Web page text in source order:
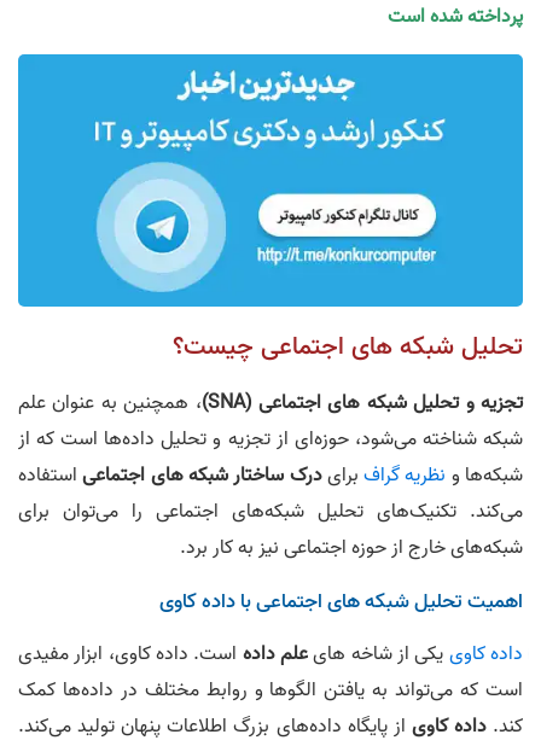
پرداخته شده است
تحلیل شبکه‌ های اجتماعی چیست؟
تجزیه و تحلیل شبکه های اجتماعی (SNA)
، همچنین به عنوان علم
شبکه شناخته می‌شود، حوزه‌ای از تجزیه و تحلیل داده‌ها است که از
شبکه‌ها و نظریه گرافبرایدرک ساختار شبکه های اجتماعیاستفاده
می‌کند. تکنیک‌های تحلیل شبکه‌های اجتماعی را می‌توان برای
شبکه‌های خارج از حوزه اجتماعی نیز به کار برد.
اهمیت تحلیل شبکه‌ های اجتماعی با داده کاوی
داده کاوییکی از شاخه هایعلم داده است. داده کاوی، ابزار مفیدی
است که می‌تواند به یافتن الگوها و روابط مختلف در داده‌ها کمک
کند.داده کاوی از پایگاه‌ داده‌های بزرگ اطلاعات پنهان تولید می‌کند.